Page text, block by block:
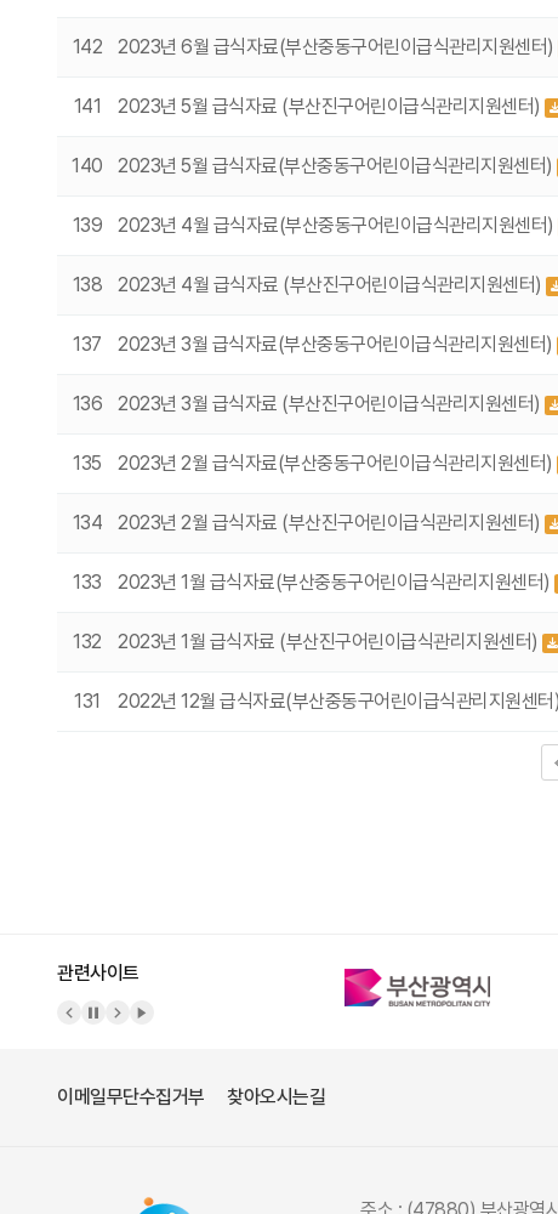
142 2023년 6월 급식자료(부산중동구어린이급식관리지원센터)
141 2023년 5월 급식자료 (부산진구어린이급식관리지원센터)
140 2023년 5월 급식자료(부산중동구어린이급식관리지원센터)
139 2023년 4월 급식자료(부산중동구어린이급식관리지원센터)
138 2023년 4월 급식자료 (부산진구어린이급식관리지원센터)
137 2023년 3월 급식자료(부산중동구어린이급식관리지원센터)
136 2023년 3월 급식자료 (부산진구어린이급식관리지원센터)
135 2023년 2월 급식자료(부산중동구어린이급식관리지원센터)
134 2023년 2월 급식자료 (부산진구어린이급식관리지원센터)
133 2023년 1월 급식자료(부산중동구어린이급식관리지원센터)
132 2023년 1월 급식자료 (부산진구어린이급식관리지원센터)
131 2022년 12월 급식자료(부산중동구어린이급식관리지원센터)
관련사이트
이메일무단수집거부 찾아오시는길